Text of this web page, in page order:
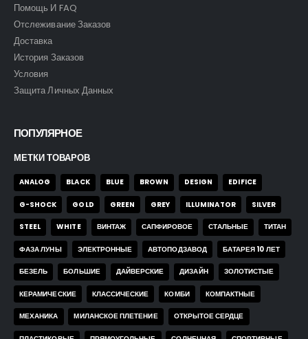
0 out of 5
43,00$
Часы Skmei 2553 blk
0out of 5
43,00 $
out of 5
43,00
Часы Skmei 2553 blk
0out of 5
43,00$
Помощь И FAQ
Отслеживание Заказов
Доставка
История Заказов
Условия
Защита Личных Данных
ПОПУЛЯРНОЕ
МЕТКИ ТОВАРОВ
ANALOG BLACK BLUE BROWN DESIGN EDIFICE
G-SHOCK GOLD GREEN GREY ILLUMINATOR SILVER
STEEL WHITE ВИНТАЖ САПФИРОВОЕ СТАЛЬНЫЕ ТИТАН
ФАЗА ЛУНЫ ЭЛЕКТРОННЫЕ АВТОПОДЗАВОД БАТАРЕЯ 10 ЛЕТ
БЕЗЕЛЬ БОЛЬШИЕ ДАЙВЕРСКИЕ ДИЗАЙН ЗОЛОТИСТЫЕ
КЕРАМИЧЕСКИЕ КЛАССИЧЕСКИЕ КОМБИ КОМПАКТНЫЕ
МЕХАНИКА МИЛАНСКОЕ ПЛЕТЕНИЕ ОТКРЫТОЕ СЕРДЦЕ